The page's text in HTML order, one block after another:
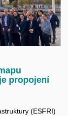
propojení
(ESFRI)